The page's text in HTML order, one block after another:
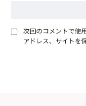
次回のコメントで使
アドレス、サイトを